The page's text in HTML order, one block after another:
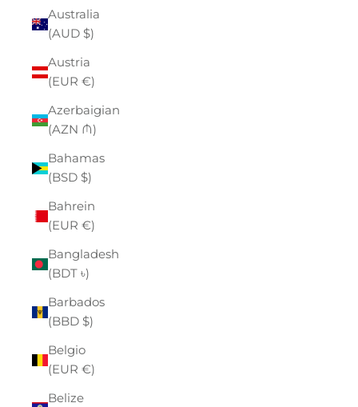
Australia
(AUD $)
Austria
(EUR €)
Azerbaigian
(AZN ₼)
Bahamas
(BSD $)
Bahrein
(EUR €)
Bangladesh
(BDT ৳)
Barbados
(BBD $)
Belgio
(EUR €)
Belize